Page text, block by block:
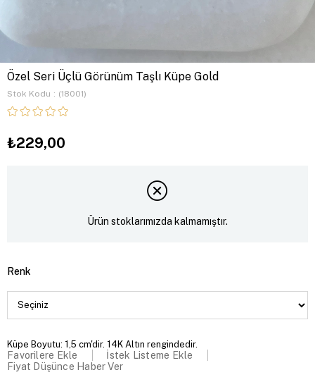
Özel Seri Üçlü Görünüm Taşlı Küpe Gold
Stok Kodu (18001)
₺229,00
Ürün stoklarımızda kalmamıştır.
Renk
Küpe Boyutu: 1,5 cm'dir. 14K Altın rengindedir.
Favorilere Ekle
İstek Listeme Ekle
Fiyat Düşünce Haber Ver